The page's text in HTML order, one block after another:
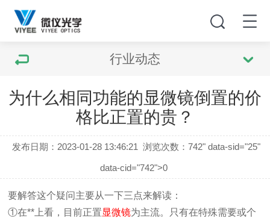
行业动态
为什么相同功能的显微镜倒置的价
格比正置的贵？
发布日期：2023-01-28 13:46:21 浏览次数：742" data-sid="25"
data-cid="742">0
要解答这个疑问主要从一下三点来解读：
①在**上看，目前正置显微镜为主流。只有在特殊需要或个